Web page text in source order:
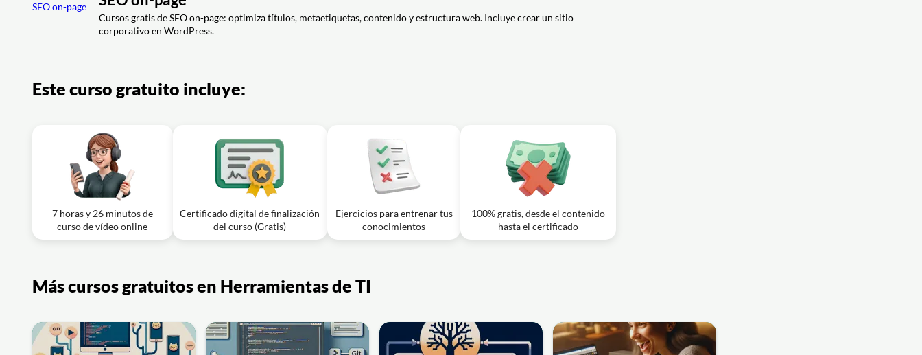
Ejercicio: ¿Qué pasos aseguran el cumplimiento de RGPD y cookies en un sitio corporativo WordPress antes de publicarlo?
Cursos gratis de SEO on-page: optimiza títulos, metaetiquetas, contenido y estructura web. Incluye crear un sitio
corporativo en WordPress.
Este curso gratuito incluye:
7 horas y 26 minutos de
curso de vídeo online
Certificado digital de finalización
del curso (Gratis)
Ejercicios para entrenar tus
conocimientos
100% gratis, desde el contenido
hasta el certificado
Más cursos gratuitos en Herramientas de TI